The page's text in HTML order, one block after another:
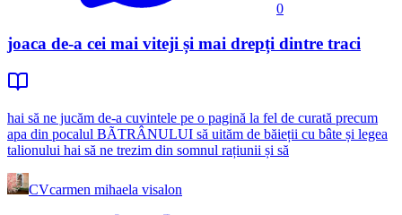
0
joaca de-a cei mai viteji și mai drepți dintre traci
hai să ne jucăm de-a cuvintele pe o pagină la fel de curată precum
apa din pocalul BÃTRÂNULUI să uităm de băieții cu bâte și legea
talionului hai să ne trezim din somnul rațiunii și să
CVcarmen mihaela visalon